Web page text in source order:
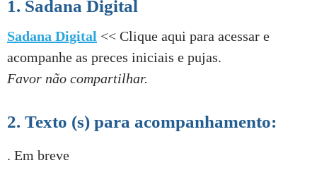
1. Sadana Digital
Sadana Digital << Clique aqui para acessar e
acompanhe as preces iniciais e pujas.
Favor não compartilhar.
2. Texto (s) para acompanhamento:
. Em breve